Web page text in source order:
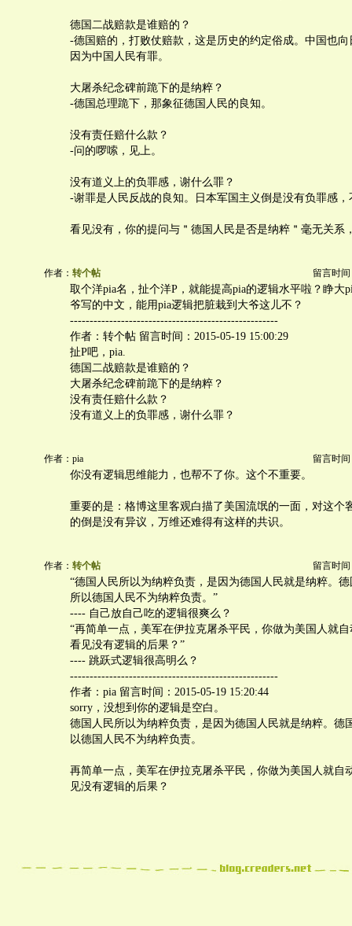
德国二战赔款是谁赔的？
-德国赔的，打败仗赔款，这是历史的约定俗成。中国也
因为中国人民有罪。
大屠杀纪念碑前跪下的是纳粹？
-德国总理跪下，那象征德国人民的良知。
没有责任赔什么款？
-问的啰嗦，见上。
没有道义上的负罪感，谢什么罪？
-谢罪是人民反战的良知。日本军国主义倒是没有负罪感，
看见没有，你的提问与＂德国人民是否是纳粹＂毫无关系
作者： 转个帖 留言时间
取个洋pia名，扯个洋P，就能提高pia的逻辑水平啦？睁大
爷写的中文，能用pia逻辑把脏栽到大爷这儿不？
-----------------------------------------------------
作者：转个帖 留言时间：2015-05-19 15:00:29
扯P吧，pia.
德国二战赔款是谁赔的？
大屠杀纪念碑前跪下的是纳粹？
没有责任赔什么款？
没有道义上的负罪感，谢什么罪？
作者：pia 留言时间
你没有逻辑思维能力，也帮不了你。这个不重要。
重要的是：格博这里客观白描了美国流氓的一面，对这个
的倒是没有异议，万维还难得有这样的共识。
作者： 转个帖 留言时间
“德国人民所以为纳粹负责，是因为德国人民就是纳粹。
所以德国人民不为纳粹负责。”
---- 自己放自己吃的逻辑很爽么？
“再简单一点，美军在伊拉克屠杀平民，你做为美国人就
看见没有逻辑的后果？”
---- 跳跃式逻辑很高明么？
-----------------------------------------------------
作者：pia 留言时间：2015-05-19 15:20:44
sorry，没想到你的逻辑是空白。
德国人民所以为纳粹负责，是因为德国人民就是纳粹。德
以德国人民不为纳粹负责。
再简单一点，美军在伊拉克屠杀平民，你做为美国人就自
见没有逻辑的后果？